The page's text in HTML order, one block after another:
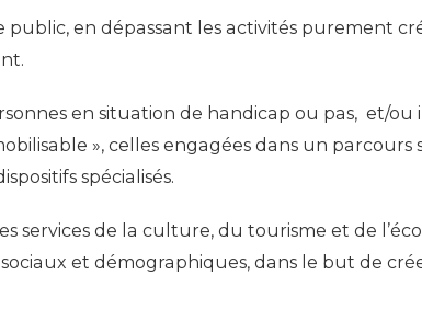
en dépassant les activités purement
en situation de handicap ou pas, et/ou
», celles engagées dans un parcours
spécialisés.
services de la culture, du tourisme et de
et démographiques, dans le but de